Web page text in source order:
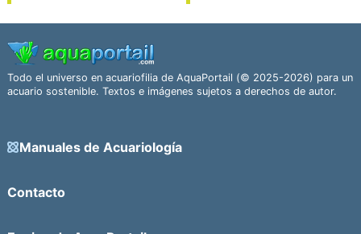
Todo el universo en acuariofilia de AquaPortail (© 2025-2026) para un
acuario sostenible. Textos e imágenes sujetos a derechos de autor.
Manuales de Acuariología
Contacto